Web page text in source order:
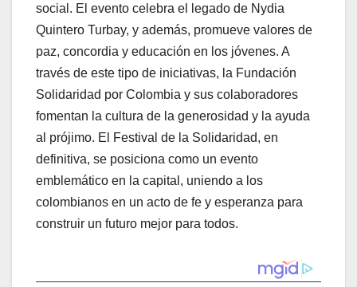
social. El evento celebra el legado de Nydia
Quintero Turbay, y además, promueve valores de
paz, concordia y educación en los jóvenes. A
través de este tipo de iniciativas, la Fundación
Solidaridad por Colombia y sus colaboradores
fomentan la cultura de la generosidad y la ayuda
al prójimo. El Festival de la Solidaridad, en
definitiva, se posiciona como un evento
emblemático en la capital, uniendo a los
colombianos en un acto de fe y esperanza para
construir un futuro mejor para todos.